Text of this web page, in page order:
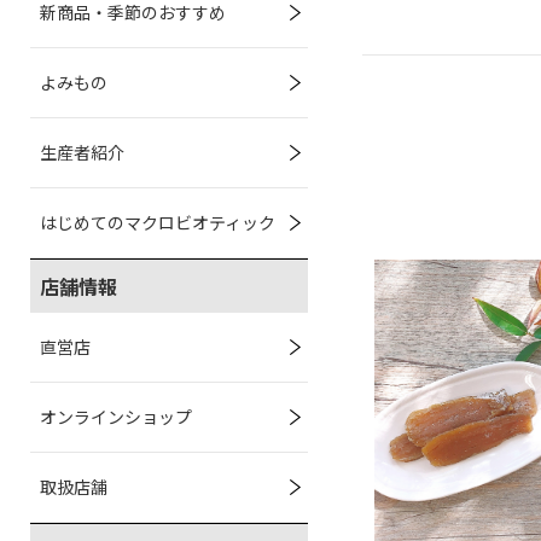
新商品・季節のおすすめ
よみもの
生産者紹介
はじめてのマクロビオティック
店舗情報
直営店
オンラインショップ
取扱店舗